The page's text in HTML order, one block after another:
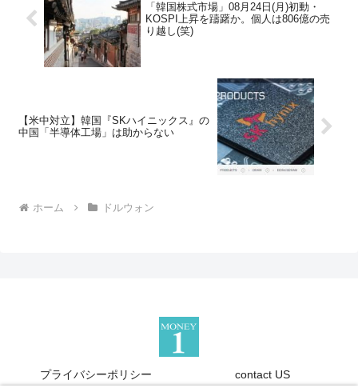
「韓国株式市場」08月24日(月)初動・
KOSPI上昇を躊躇か。個人は806億の売
り越し(笑)
【米中対立】韓国『SKハイニックス』の
中国「半導体工場」は助からない
ホーム ドルウォン
プライバシーポリシー contact US